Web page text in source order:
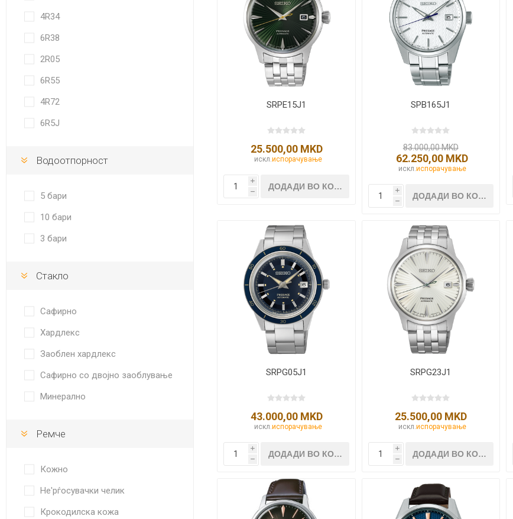
SRPE15J1
25.500,00 MKD
искл.испорачување
i
h
SPB165J1
83.000,00 MKD
62.250,00 MKD
искл.испорачување
i
h
SRPG05J1
43.000,00 MKD
искл.испорачување
i
h
SRPG23J1
25.500,00 MKD
искл.испорачување
i
h
4R34
6R38
2R05
6R55
4R72
6R5J
Водоотпорност
5 бари
10 бари
3 бари
Стакло
Сафирно
Хардлекс
Заоблен хардлекс
Сафирно со двојно заоблување
Минерално
Ремче
Кожно
Не'рѓосувачки челик
Крокодилска кожа